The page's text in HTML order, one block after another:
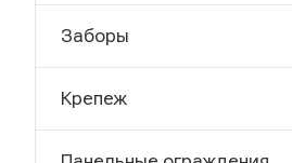
Заборы
Крепеж